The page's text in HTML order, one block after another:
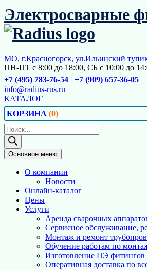
Перейти
к
содержимому
Электросварные
МО, г.Красногорск, ул.Ильинский
ПН-ПТ с 8:00 до 18:00, СБ с 10:00 до
+7 (495) 783-76-54
+7 (909) 657-36-05
info@radius-rus.ru
КАТАЛОГ
КОРЗИНА (0)
Поиск
товаров
Основное меню
О компании
Новости
Онлайн-каталог
Цены
Услуги
Аренда сварочных
Сервисное обслуживание,
Монтаж и ремонт
Обучение работам по
Изготовление ПЭ фитингов
Оперативная доставка по